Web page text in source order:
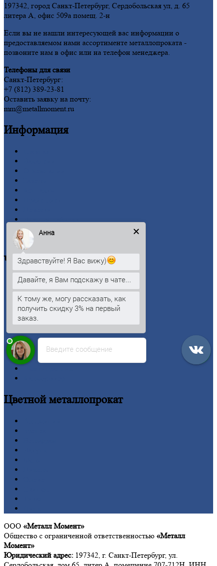
197342, город Санкт-Петербург, Сердобольская ул, д. 65
литера А, офис 509а помещ. 2-н
Если вы не нашли интересующей вас информации о
предоставляемом нами ассортименте металлопроката -
позвоните нам в офис или на телефон менеджера.
Телефоны для связи
Санкт-Петербург:
+7 (812) 389-23-81
Оставить заявку на почту:
mm@metallmoment.ru
Информация
Оформление
Оплата
Черныйметаллопрокат
Арматура
Двутавроваябалка (двутавр)
Квадрат
Кругстальной
Лист
Рельсы
Сетка
Труба
Цветнойметаллопрокат
ООО «Металл Момент»
Общество с ограниченной ответственностью «Металл
Момент»
Юридический адрес: 197342, г. Санкт-Петербург, ул.
Введите сообщение
Анна
Здравствуйте! Я Вас вижу)
Давайте, я Вам подскажу в чате...
К тому же, могу рассказать, как
получить скидку 3% на первый
заказ.